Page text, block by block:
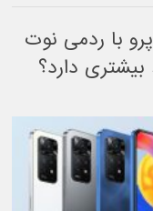
مقایسه شیائومی ردمی نوت ۱۱ پرو با ردمی نوت